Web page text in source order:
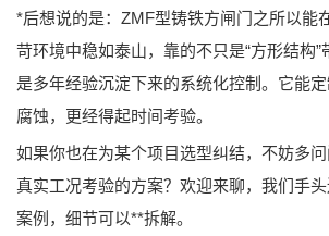
*后想说的是： ZMF型铸铁方闸门之所以能
苛环境中稳如泰山，靠的不只是“方形结构
是多年经验沉淀下来的系统化控制。它能
腐蚀，更经得起时间考验。
如果你也在为某个项目选型纠结，不妨多
真实工况考验的方案？欢迎来聊，我们手
案例，细节可以**拆解。